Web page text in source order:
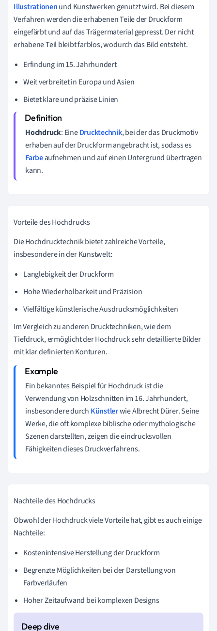
Illustrationenund Kunstwerken genutzt wird. Bei diesem
Verfahren werden die erhabenen Teile der Druckform
eingefärbt und auf das Trägermaterial gepresst. Der nicht
erhabene Teil bleibt farblos, wodurch das Bild entsteht.
Erfindung im 15. Jahrhundert
Weit verbreitet in Europa und Asien
Bietet klare und präzise Linien
Hochdruck: EineDrucktechnik, bei der das Druckmotiv
erhaben auf der Druckform angebracht ist, sodass es
Farbeaufnehmen und auf einen Untergrund übertragen
kann.
Vorteile des Hochdrucks
Die Hochdrucktechnik bietet zahlreiche Vorteile,
insbesondere in der Kunstwelt:
Langlebigkeit der Druckform
Hohe Wiederholbarkeit und Präzision
Vielfältige künstlerische Ausdrucksmöglichkeiten
Im Vergleich zu anderen Drucktechniken, wie dem
Tiefdruck, ermöglicht der Hochdruck sehr detaillierte Bilder
mit klar definierten Konturen.
Ein bekanntes Beispiel für Hochdruck ist die
Verwendung von Holzschnitten im 16. Jahrhundert,
insbesondere durch Künstlerwie Albrecht Dürer. Seine
Werke, die oft komplexe biblische oder mythologische
Szenen darstellten, zeigen die eindrucksvollen
Fähigkeiten dieses Druckverfahrens.
Nachteile des Hochdrucks
Obwohl der Hochdruck viele Vorteile hat, gibt es auch einige
Nachteile:
Kostenintensive Herstellung der Druckform
Begrenzte Möglichkeiten bei der Darstellung von
Farbverläufen
Hoher Zeitaufwand bei komplexen Designs